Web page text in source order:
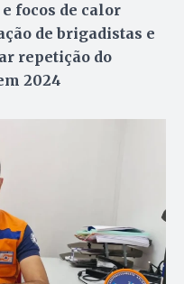
focos de calor
de brigadistas e
repetição do
2024